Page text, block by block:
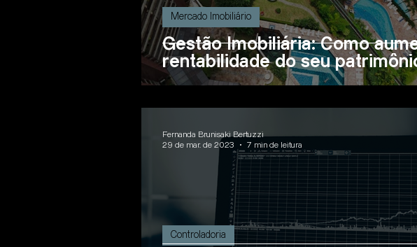
Gestão Imobiliária: Como
rentabilidade do seu
Mercado Imobiliário
Controladoria
Fernanda Brunisaki Bertuzzi
29 de mar. de 2023
7 min de leitura